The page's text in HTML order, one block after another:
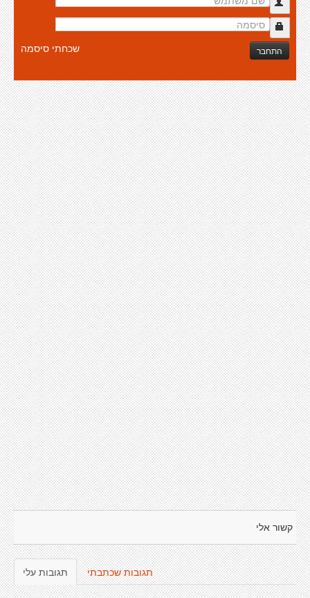
התחבר שכחתי סיסמה
קשור אלי
תגובות עלי תגובות שכתבתי